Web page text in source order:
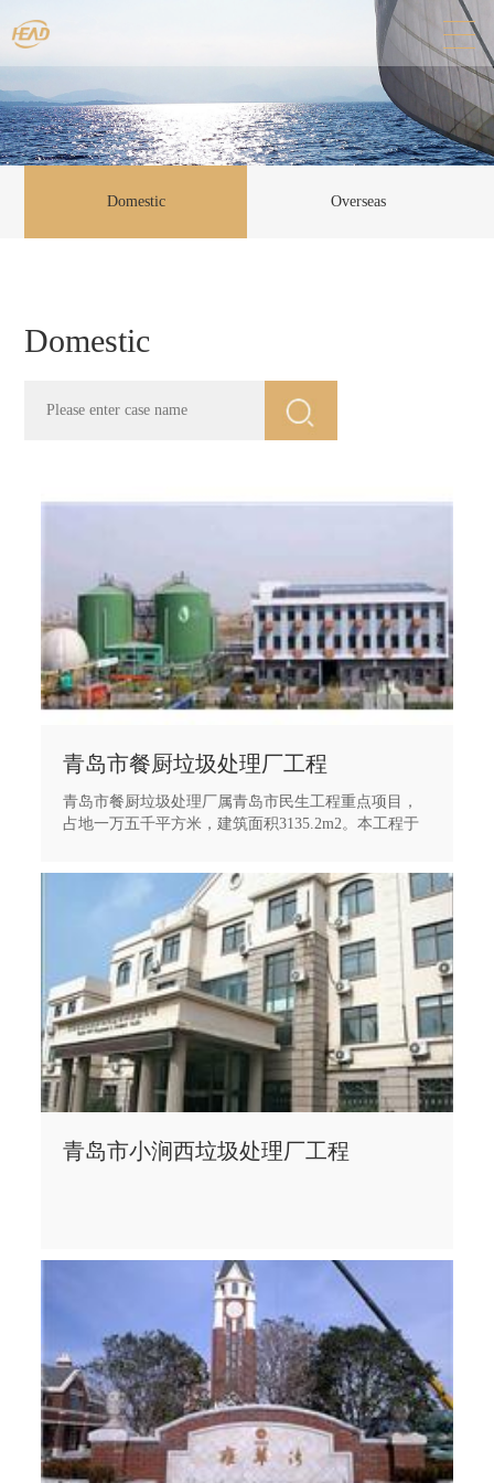
Domestic Overseas
Domestic
青岛市餐厨垃圾处理厂工程
青岛市餐厨垃圾处理厂属青岛市民生工程重点项目，
占地一万五千平方米，建筑面积3135.2m2。本工程于
酵+沼气利用+生物柴油提取”工艺和先进生产设备。本
工程包含预处理车间、厌氧罐、均质池、废水池、清
水池及厂内配套设施。
青岛市小涧西垃圾处理厂工程